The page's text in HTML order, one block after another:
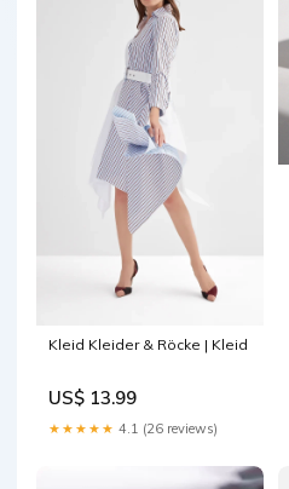
Kleid Kleider & Röcke | Kleid
US$ 13.99
★★★★★ 4.1 (26 reviews)